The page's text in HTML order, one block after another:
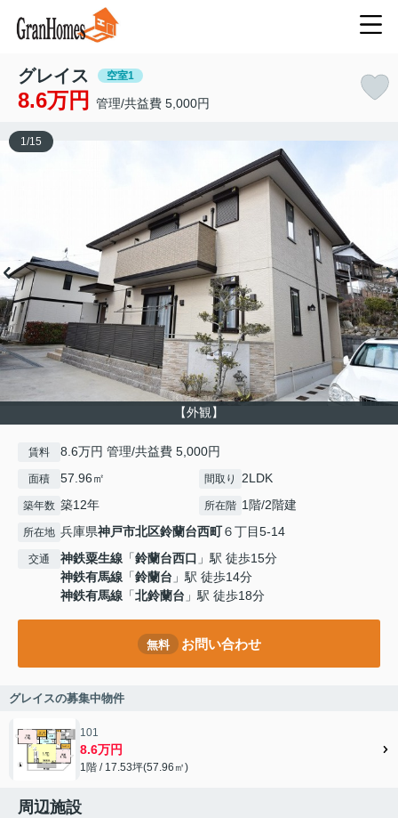
グレイス 空室1
8.6万円 管理/共益費 5,000円
【外観】
1 /15
賃料 8.6万円 管理/共益費 5,000円
面積 57.96㎡ 間取り 2LDK
築年数 築12年 所在階 1階/2階建
所在地 兵庫県神戸市北区鈴蘭台西町６丁目5-14
交通 神鉄粟生線 「鈴蘭台西口 」駅 徒歩15分
神鉄有馬線 「鈴蘭台 」駅 徒歩14分
神鉄有馬線 「北鈴蘭台 」駅 徒歩18分
無料 お問い合わせ
グレイスの募集中物件
101
8.6万円
1階 / 17.53坪(57.96㎡)
周辺施設